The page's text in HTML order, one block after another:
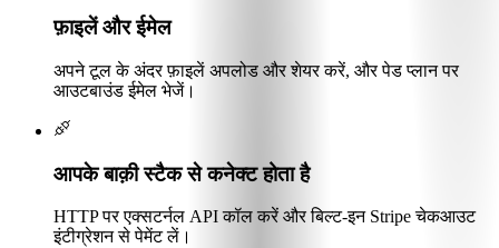
फ़ाइलें और ईमेल
अपने टूल के अंदर फ़ाइलें अपलोड और शेयर करें, और पेड प्लान पर
आउटबाउंड ईमेल भेजें।
आपके बाक़ी स्टैक से कनेक्ट होता है
HTTP पर एक्सटर्नल API कॉल करें और बिल्ट-इन Stripe चेकआउट
इंटीग्रेशन से पेमेंट लें।